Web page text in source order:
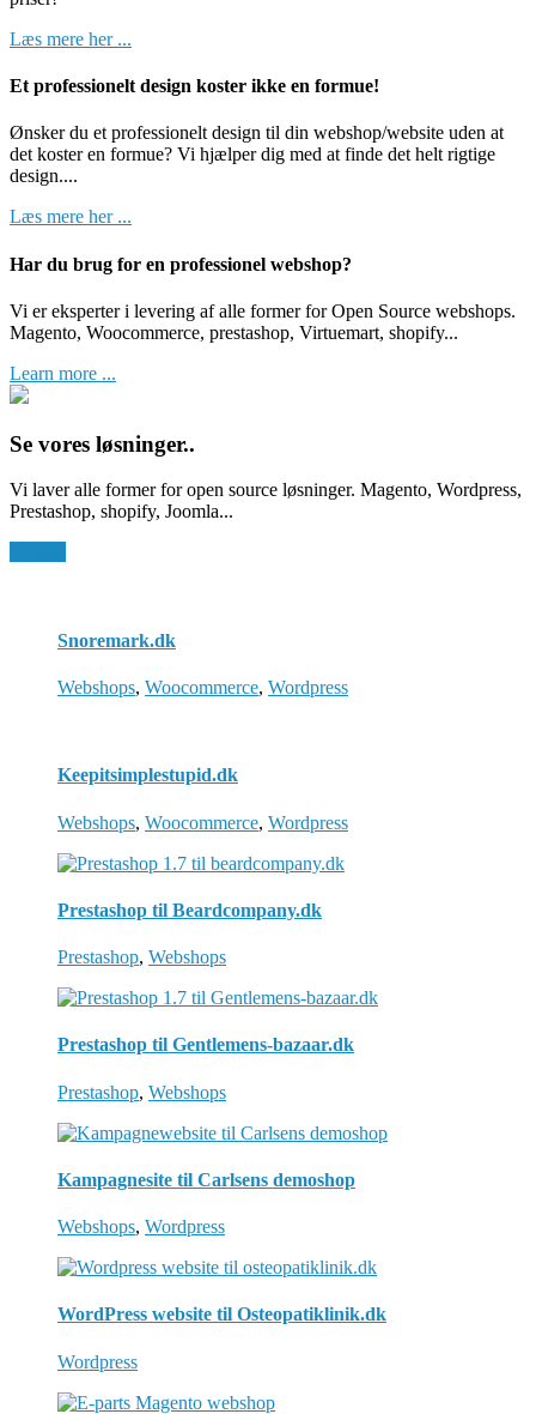
Læs mere her ...
Et professionelt design koster ikke en formue!
Ønsker du et professionelt design til din webshop/website uden at
det koster en formue? Vi hjælper dig med at finde det helt rigtige
design....
Læs mere her ...
Har du brug for en professionel webshop?
Vi er eksperter i levering af alle former for Open Source webshops.
Magento, Woocommerce, prestashop, Virtuemart, shopify...
Learn more ...
Se vores løsninger..
Vi laver alle former for open source løsninger. Magento, Wordpress,
Prestashop, shopify, Joomla...
Snoremark.dk
Webshops, Woocommerce, Wordpress
Keepitsimplestupid.dk
Webshops, Woocommerce, Wordpress
Prestashop til Beardcompany.dk
Prestashop, Webshops
Prestashop til Gentlemens-bazaar.dk
Prestashop, Webshops
Kampagnesite til Carlsens demoshop
Webshops, Wordpress
WordPress website til Osteopatiklinik.dk
Wordpress